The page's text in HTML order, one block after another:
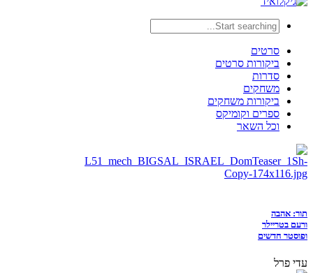
סרטים
ביקורות סרטים
סדרות
משחקים
ביקורות משחקים
ספרים וקומיקס
וכל השאר
תור: אהבה
ורעם בטריילר
ופוסטר חדשים
עדי פרל